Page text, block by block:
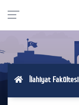
İlahiyat Fakültesi